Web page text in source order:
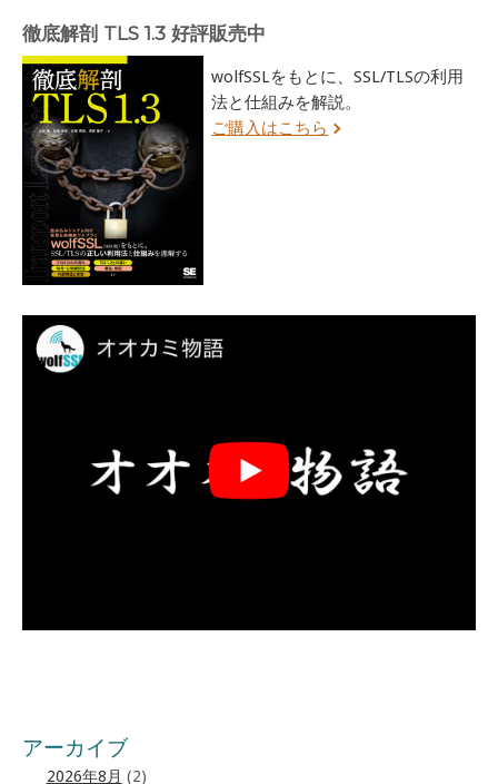
徹底解剖 TLS 1.3 好評販売中
wolfSSLをもとに、SSL/TLSの利用
法と仕組みを解説。
ご購入はこちら
アーカイブ
2026年8月 (2)